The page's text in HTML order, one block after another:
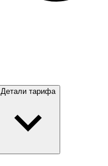
Детали тарифа